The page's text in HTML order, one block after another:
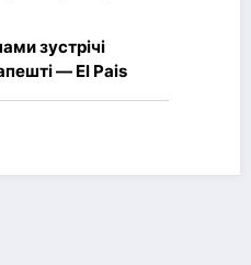
зустрічі
— El Pais